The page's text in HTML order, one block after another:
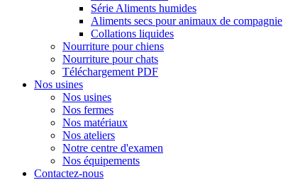
Série Aliments humides
Aliments secs pour animaux de compagnie
Collations liquides
Nourriture pour chiens
Nourriture pour chats
Téléchargement PDF
Nos usines
Nos usines
Nos fermes
Nos matériaux
Nos ateliers
Notre centre d'examen
Nos équipements
Contactez-nous